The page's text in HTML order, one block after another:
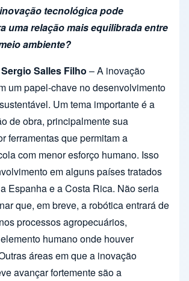
tecnológica pode
uma relação mais equilibrada entre
ambiente?
Salles Filho – A inovação
um papel-chave no desenvolvimento
Um tema importante é a
de obra, principalmente sua
ferramentas que permitam a
com menor esforço humano. Isso
em alguns países tratados
Espanha e a Costa Rica. Não seria
que, em breve, a robótica entrará de
processos agropecuários,
humano onde houver
áreas em que a inovação
avançar fortemente são a